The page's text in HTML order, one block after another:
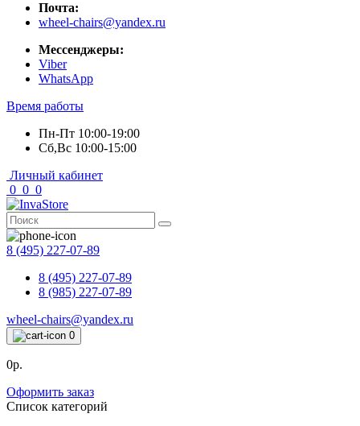
Почта:
wheel-chairs@yandex.ru
Мессенджеры:
Viber
WhatsApp
Время работы
Пн-Пт 10:00-19:00
Сб,Вс 10:00-15:00
Личный кабинет
0 0 0
8 (495) 227-07-89
8 (495) 227-07-89
8 (985) 227-07-89
wheel-chairs@yandex.ru
0
0р.
Оформить заказ
Список категорий